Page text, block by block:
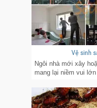
Vệ sinh
Ngôi nhà mới xây
mang lại niềm vui